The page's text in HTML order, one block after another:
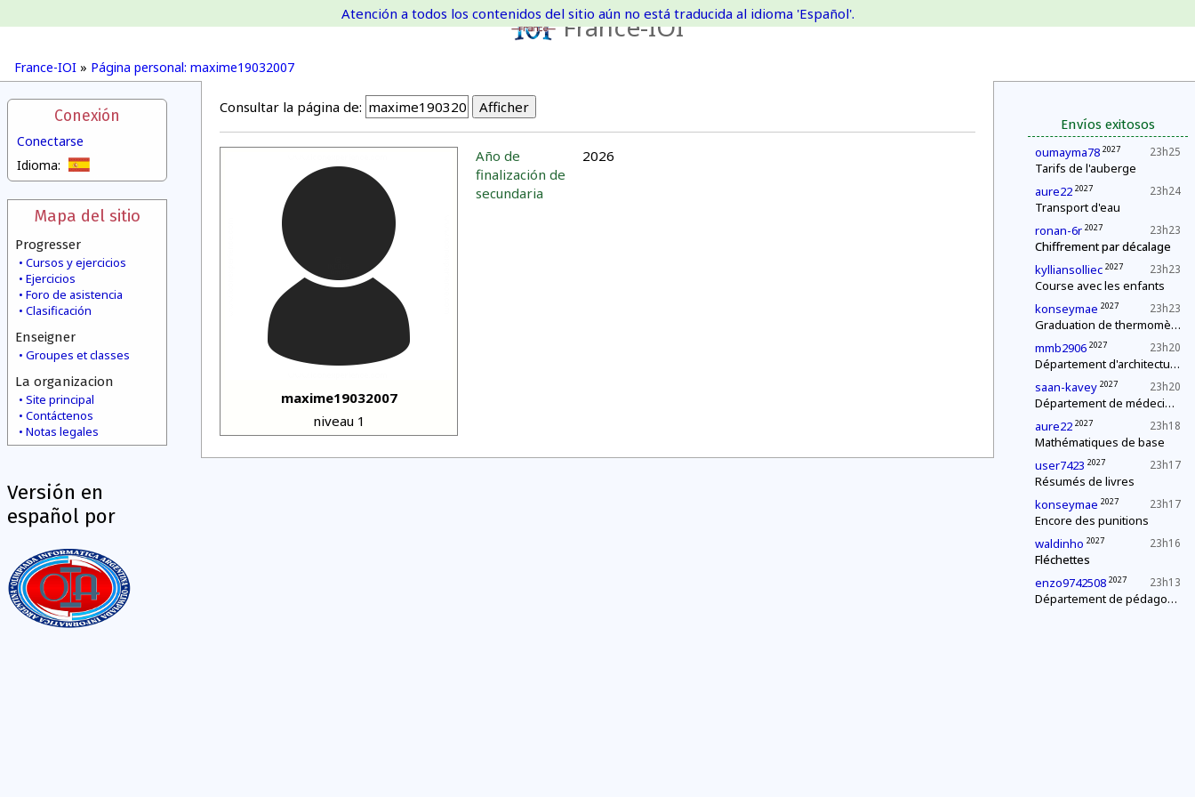
France-IOI
France-IOI » Página personal: maxime19032007
Atención a todos los contenidos del sitio aún no está traducida al idioma 'Español'.
Conexión
Conectarse
Idioma:
Mapa del sitio
Progresser
Cursos y ejercicios
Ejercicios
Foro de asistencia
Clasificación
Enseigner
Groupes et classes
La organizacion
Site principal
Contáctenos
Notas legales
Versión en
español por
Envíos exitosos
23h25
oumayma78 2027
Tarifs de l'auberge
23h24
aure22 2027
Transport d'eau
23h23
ronan-6r 2027
Chiffrement par décalage
23h23
kylliansolliec 2027
Course avec les enfants
23h23
konseymae 2027
Graduation de thermomètres
23h20
mmb2906 2027
Département d'architecture : construction d'une pyramide
23h20
saan-kavey 2027
Département de médecine : contrôle d'une épidémie
23h18
aure22 2027
Mathématiques de base
23h17
user7423 2027
Résumés de livres
23h17
konseymae 2027
Encore des punitions
23h16
waldinho 2027
Fléchettes
23h13
enzo9742508 2027
Département de pédagogie : le « c'est plus, c'est moins »
Consultar la página de:
maxime19032007
niveau 1
Año de
finalización de
secundaria
2026